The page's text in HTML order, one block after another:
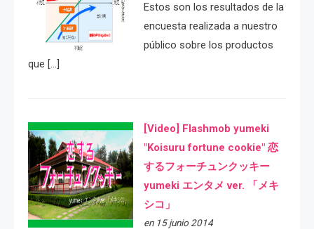
Estos son los resultados de la
encuesta realizada a nuestro
público sobre los productos
que […]
[Video] Flashmob yumeki
"Koisuru fortune cookie" 恋
するフォーチュンクッキー
yumeki エンタメ ver. 「メキ
シコ」
en 15 junio 2014